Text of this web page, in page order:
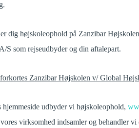
dig højskoleophold på Zanzibar
S som rejseudbyder og din aftalepart.
Zanzibar Højskolen v/ Global
hjemmeside udbyder vi højskoleophold,
virksomhed indsamler og behandler